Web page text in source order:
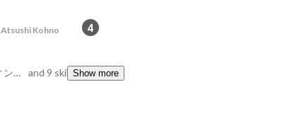
4
Atsushi Kohno
Insurance, チームビルディング, ツッコミ and 9 skillsShow more